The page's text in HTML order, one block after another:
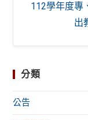
112學年度專
出
分類
公告